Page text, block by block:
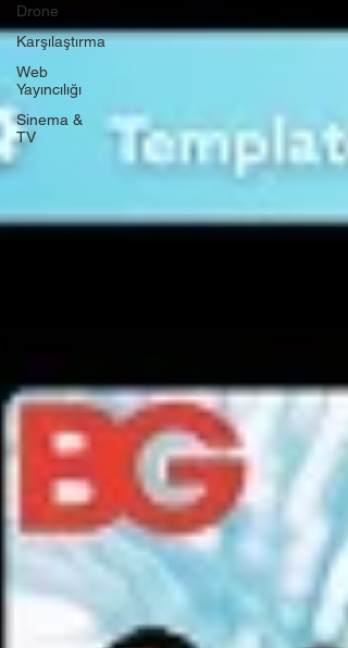
Drone
Karşılaştırma
Web
Yayıncılığı
Sinema &
TV